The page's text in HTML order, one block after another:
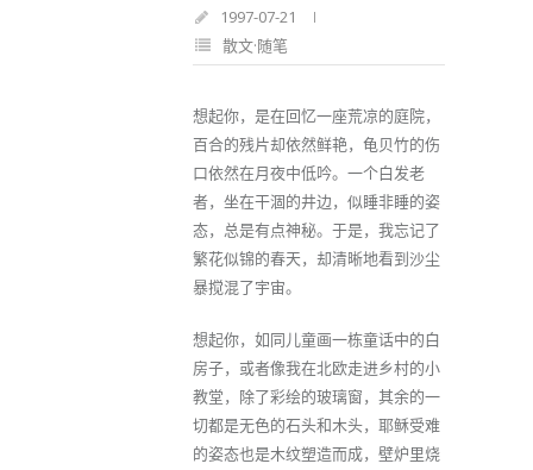
1997-07-21
散文·随笔
想起你，是在回忆一座荒凉的庭院，
百合的残片却依然鲜艳，龟贝竹的伤
口依然在月夜中低吟。一个白发老
者，坐在干涸的井边，似睡非睡的姿
态，总是有点神秘。于是，我忘记了
繁花似锦的春天，却清晰地看到沙尘
暴搅混了宇宙。
想起你，如同儿童画一栋童话中的白
房子，或者像我在北欧走进乡村的小
教堂，除了彩绘的玻璃窗，其余的一
切都是无色的石头和木头，耶稣受难
的姿态也是木纹塑造而成，壁炉里烧